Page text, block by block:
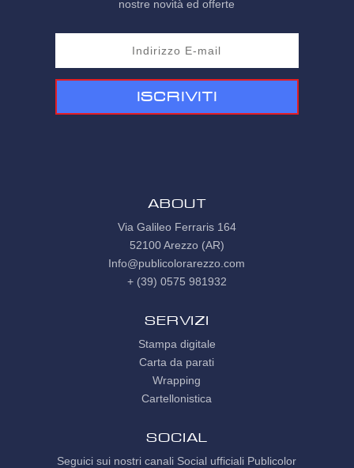
nostre novità ed offerte
Iscriviti
ABOUT
Via Galileo Ferraris 164
52100 Arezzo (AR)
Info@publicolorarezzo.com
+ (39) 0575 981932
Servizi
Stampa digitale
Carta da parati
Wrapping
Cartellonistica
SOCIAL
Seguici sui nostri canali Social ufficiali Publicolor